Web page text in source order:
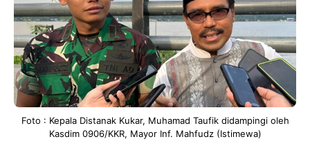
Foto : Kepala Distanak Kukar, Muhamad Taufik didampingi oleh
Kasdim 0906/KKR, Mayor Inf. Mahfudz (Istimewa)